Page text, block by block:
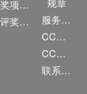
奖项推荐
评奖条例
服务项目
CCF大事记
CCF创建60周年
联系我们